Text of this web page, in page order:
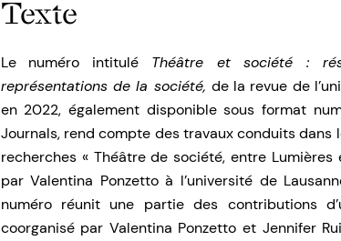
Texte
Le numéro intitulé Théâtre et société :
représentations de la société, de la revue de
en 2022, également disponible sous format
Journals, rend compte des travaux conduits dans
recherches « Théâtre de société, entre
par Valentina Ponzetto à l’université de
numéro réunit une partie des contributions
coorganisé par Valentina Ponzetto et Jennifer